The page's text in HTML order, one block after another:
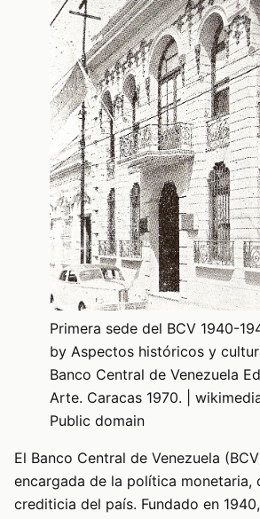
Primera sede del BCV 1940-
by Aspectos históricos y
Banco Central de Venezuela
Arte. Caracas 1970. |
Public domain
El Banco Central de Venezuela
encargada de la política monetaria,
crediticia del país. Fundado en